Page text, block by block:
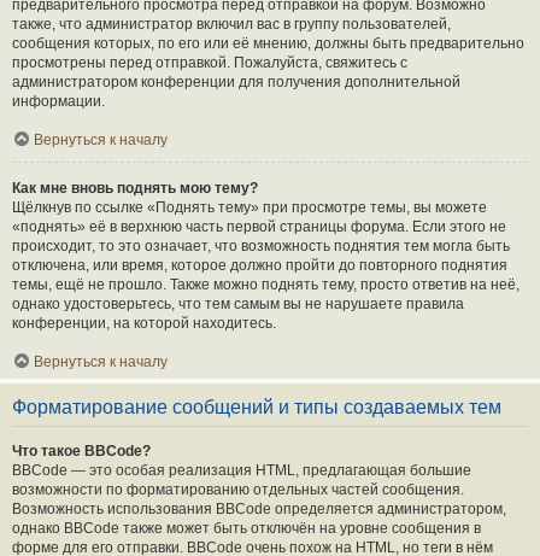
предварительного просмотра перед отправкой на форум. Возможно
также, что администратор включил вас в группу пользователей,
сообщения которых, по его или её мнению, должны быть предварительно
просмотрены перед отправкой. Пожалуйста, свяжитесь с
администратором конференции для получения дополнительной
информации.
Вернуться к началу
Как мне вновь поднять мою тему?
Щёлкнув по ссылке «Поднять тему» при просмотре темы, вы можете
«поднять» её в верхнюю часть первой страницы форума. Если этого не
происходит, то это означает, что возможность поднятия тем могла быть
отключена, или время, которое должно пройти до повторного поднятия
темы, ещё не прошло. Также можно поднять тему, просто ответив на неё,
однако удостоверьтесь, что тем самым вы не нарушаете правила
конференции, на которой находитесь.
Вернуться к началу
Форматирование сообщений и типы создаваемых тем
Что такое BBCode?
BBCode — это особая реализация HTML, предлагающая большие
возможности по форматированию отдельных частей сообщения.
Возможность использования BBCode определяется администратором,
однако BBCode также может быть отключён на уровне сообщения в
форме для его отправки. BBCode очень похож на HTML, но теги в нём